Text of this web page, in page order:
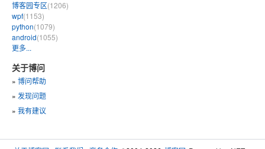
博客园专区(1206)
wpf(1153)
python(1079)
android(1055)
更多...
关于博问
» 博问帮助
» 发现问题
» 我有建议